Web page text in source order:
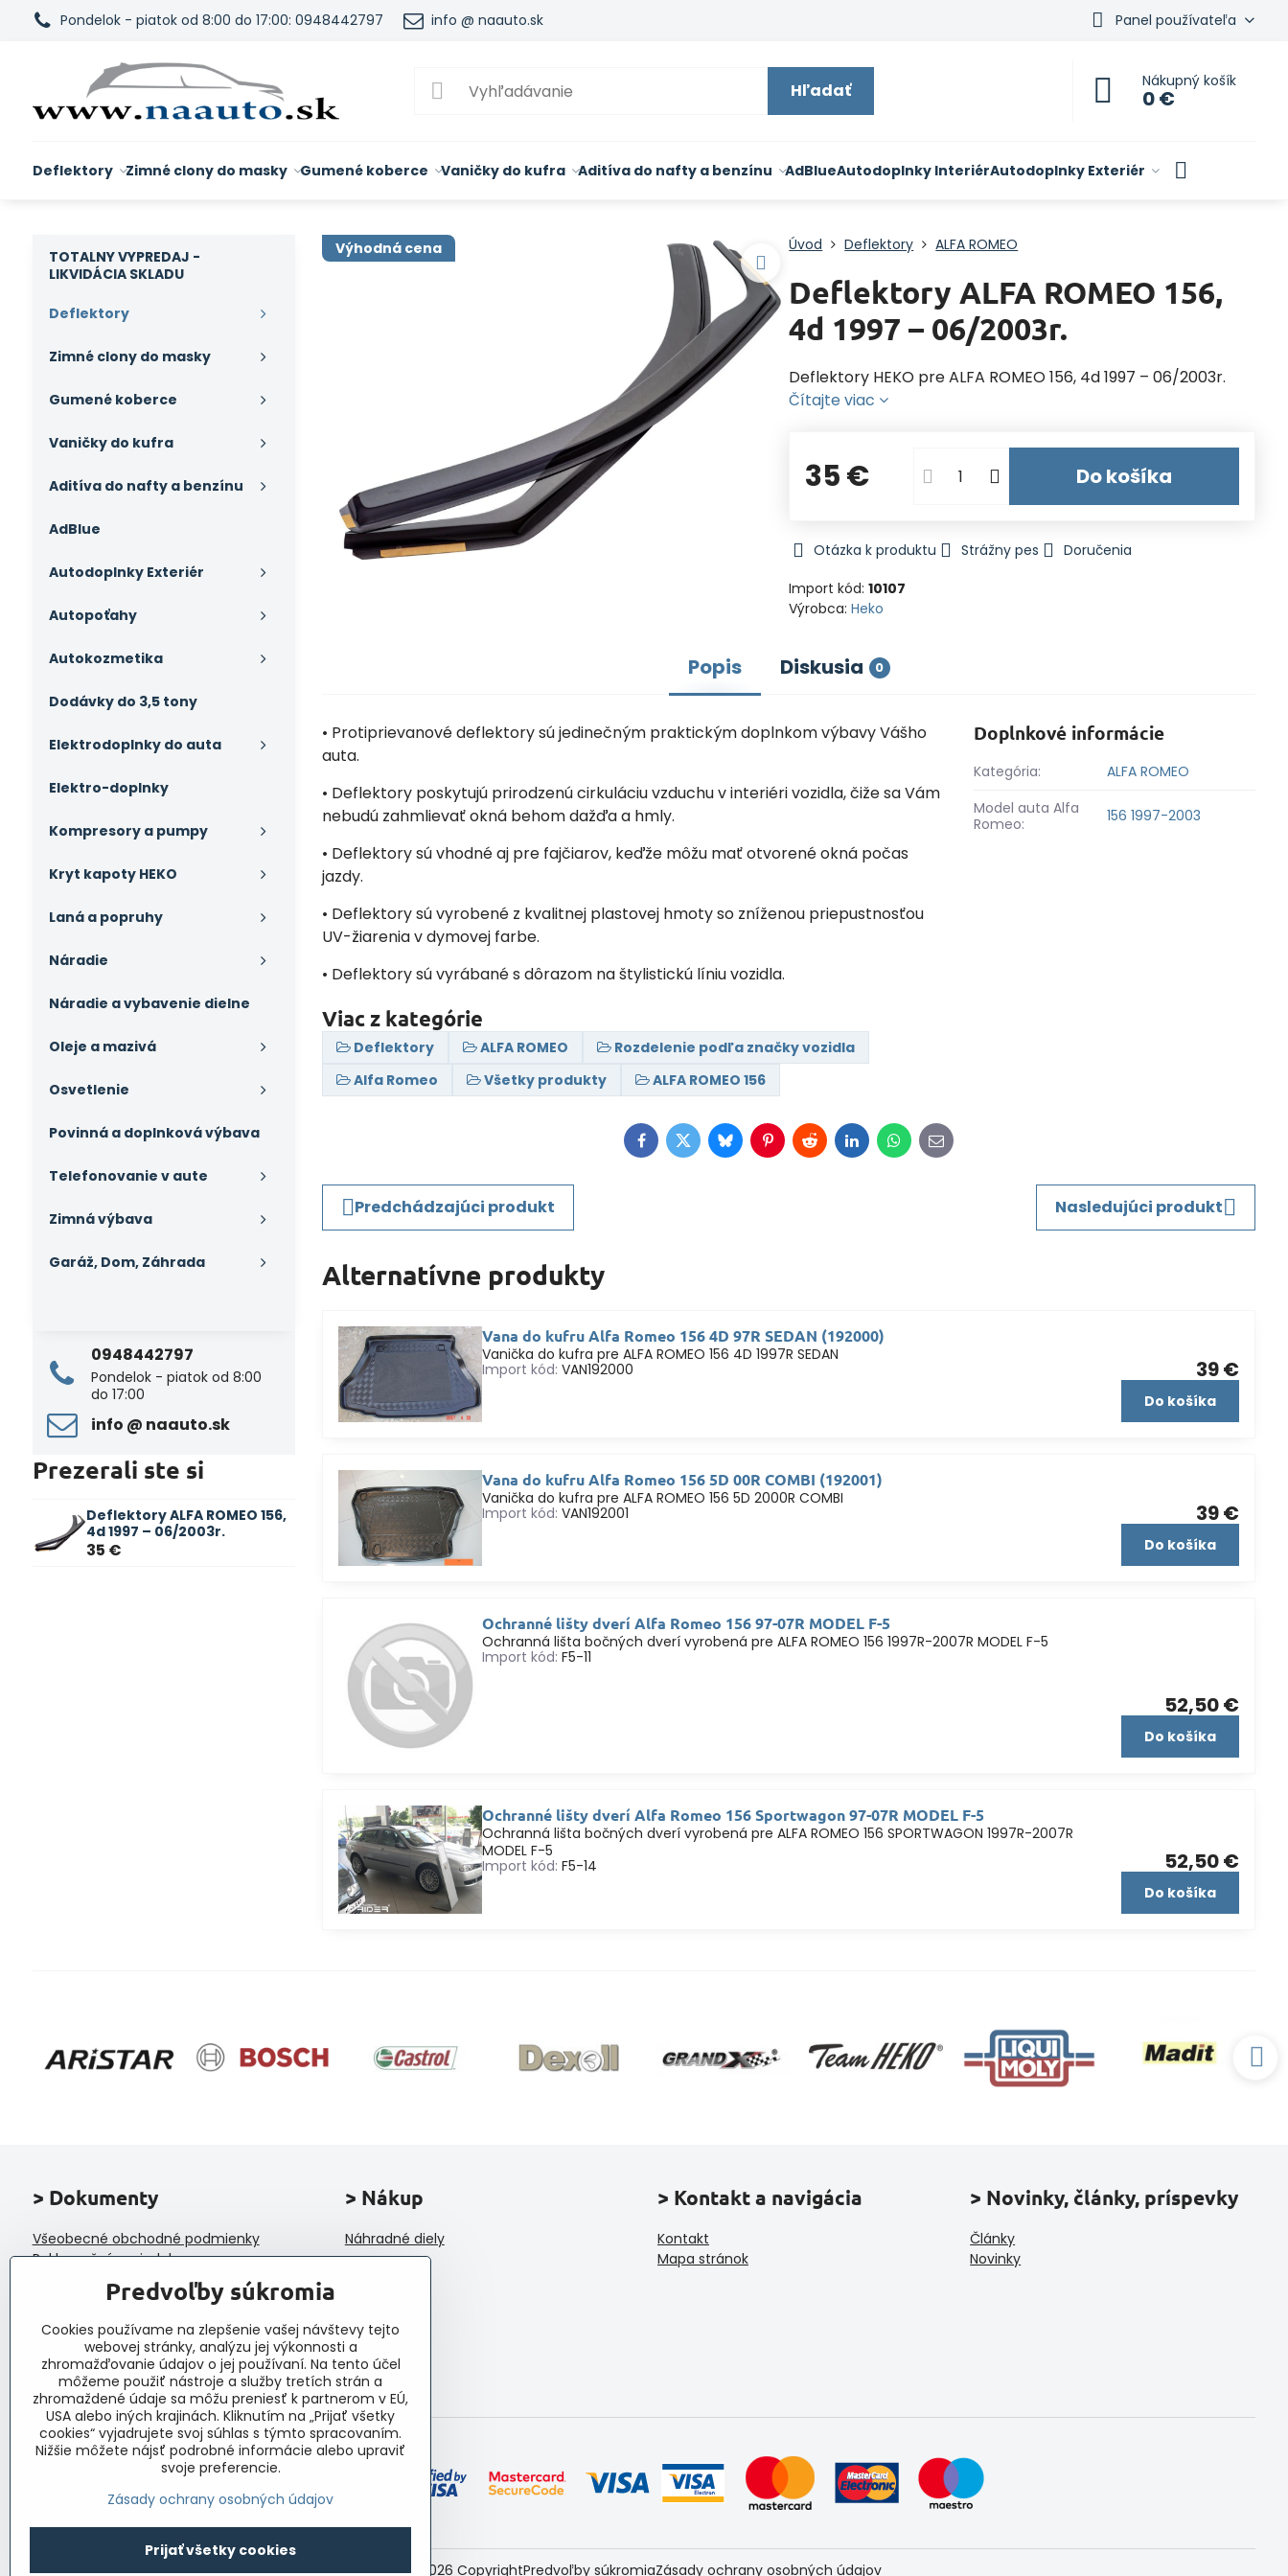
Pondelok - piatok od 8:00 do 17:00: 0948442797 info @ naauto.sk Panel používateľa
Hľadať Nákupný košík
0 €
Deflektory Zimné clony do masky Gumené koberce Vaničky do kufra Aditíva do nafty a benzínu AdBlueAutodoplnky InteriérAutodoplnky Exteriér
Výhodná cena Úvod Deflektory ALFA ROMEO
Deflektory ALFA ROMEO 156,
4d 1997 – 06/2003r.
Deflektory HEKO pre ALFA ROMEO 156, 4d 1997 – 06/2003r.
Čítajte viac
35 € Do košíka
Otázka k produktu Strážny pes
Doručenia
Import kód:10107
Výrobca:Heko
Popis Diskusia 0
• Protiprievanové deflektory sú jedinečným praktickým doplnkom výbavy Vášho
auta.
• Deflektory poskytujú prirodzenú cirkuláciu vzduchu v interiéri vozidla, čiže sa Vám
nebudú zahmlievať okná behom dažďa a hmly.
• Deflektory sú vhodné aj pre fajčiarov, keďže môžu mať otvorené okná počas
jazdy.
• Deflektory sú vyrobené z kvalitnej plastovej hmoty so zníženou priepustnosťou
UV-žiarenia v dymovej farbe.
• Deflektory sú vyrábané s dôrazom na štylistickú líniu vozidla.
Viac z kategórie
Deflektory ALFA ROMEO
Rozdelenie podľa značky vozidla
Alfa Romeo
Všetky produkty ALFA ROMEO 156
Doplnkové informácie
Kategória:
ALFA ROMEO
Model auta Alfa
Romeo:
156 1997-2003
Facebook
TwitterBlueskyPinterest
RedditLinkedInWhatsApp
E-
mail
Predchádzajúci produkt Nasledujúci produkt
Alternatívne produkty
Vana do kufru Alfa Romeo 156 4D 97R SEDAN (192000)
Vanička do kufra pre ALFA ROMEO 156 4D 1997R SEDAN
Import kód: VAN192000 39 €
Do košíka
Vana do kufru Alfa Romeo 156 5D 00R COMBI (192001)
Vanička do kufra pre ALFA ROMEO 156 5D 2000R COMBI
Import kód: VAN192001 39 €
Do košíka
Ochranné lišty dverí Alfa Romeo 156 97-07R MODEL F-5
Ochranná lišta bočných dverí vyrobená pre ALFA ROMEO 156 1997R-2007R MODEL F-5
Import kód: F5-11
52,50 €
Do košíka
Ochranné lišty dverí Alfa Romeo 156 Sportwagon 97-07R MODEL F-5
Ochranná lišta bočných dverí vyrobená pre ALFA ROMEO 156 SPORTWAGON 1997R-2007R
MODEL F-5
Import kód: F5-14 52,50 €
Do košíka
TOTALNY VYPREDAJ -
LIKVIDÁCIA SKLADU
Deflektory
Zimné clony do masky
Gumené koberce
Vaničky do kufra
Aditíva do nafty a benzínu
AdBlue
Autodoplnky Exteriér
Autopoťahy
Autokozmetika
Dodávky do 3,5 tony
Elektrodoplnky do auta
Elektro-doplnky
Kompresory a pumpy
Kryt kapoty HEKO
Laná a popruhy
Náradie
Náradie a vybavenie dielne
Oleje a mazivá
Osvetlenie
Povinná a doplnková výbava
Telefonovanie v aute
Zimná výbava
Garáž, Dom, Záhrada
0948442797
Pondelok - piatok od 8:00
do 17:00
info ​@ naauto​.sk
Prezerali ste si
Deflektory ALFA ROMEO 156,
4d 1997 – 06/2003r.
35 €
> Dokumenty
Všeobecné obchodné podmienky
Reklamačný poriadok
Ochrana osobných údajov a poučenie o
Formulár na odstúpenie od zmluvy
Protokol o prijatí a vybavení reklamácie
Veľkoobchod
> Nákup
Náhradné diely
> Kontakt a navigácia
Kontakt
Mapa stránok
> Novinky, články, príspevky
Články
Novinky
© 2026 CopyrightPredvoľby súkromiaZásady ochrany osobných údajov
Predvoľby súkromia
Cookies používame na zlepšenie vašej návštevy tejto
webovej stránky, analýzu jej výkonnosti a
zhromažďovanie údajov o jej používaní. Na tento účel
môžeme použiť nástroje a služby tretích strán a
zhromaždené údaje sa môžu preniesť k partnerom v EÚ,
USA alebo iných krajinách. Kliknutím na „Prijať všetky
cookies“ vyjadrujete svoj súhlas s týmto spracovaním.
Nižšie môžete nájsť podrobné informácie alebo upraviť
svoje preferencie.
Zásady ochrany osobných údajov
Prijať všetky cookies